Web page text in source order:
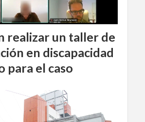
realizar un taller de
en discapacidad
para el caso